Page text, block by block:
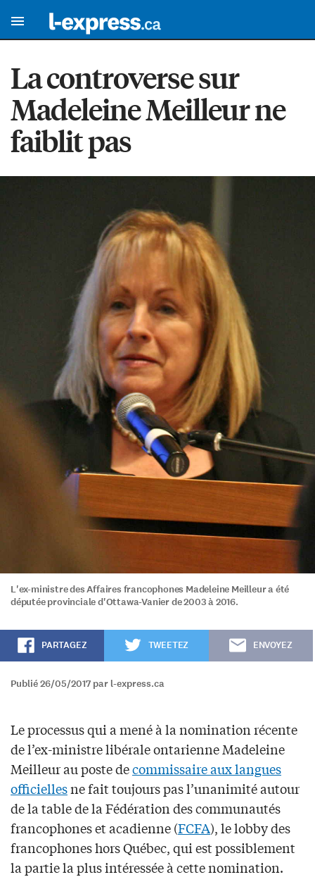
La controverse sur
Madeleine Meilleur ne
faiblit pas
L'ex-ministre des Affaires francophones Madeleine Meilleur a été
députée provinciale d'Ottawa-Vanier de 2003 à 2016.
PARTAGEZ TWEETEZ ENVOYEZ
Publié 26/05/2017 par l-express.ca
Le processus qui a mené à la nomination récente
de l’ex-ministre libérale ontarienne Madeleine
Meilleur au poste decommissaire aux langues
officiellesne fait toujours pas l’unanimité autour
de la table de la Fédération des communautés
francophones et acadienne (FCFA), le lobby des
francophones hors Québec, qui est possiblement
la partie la plus intéressée à cette nomination.